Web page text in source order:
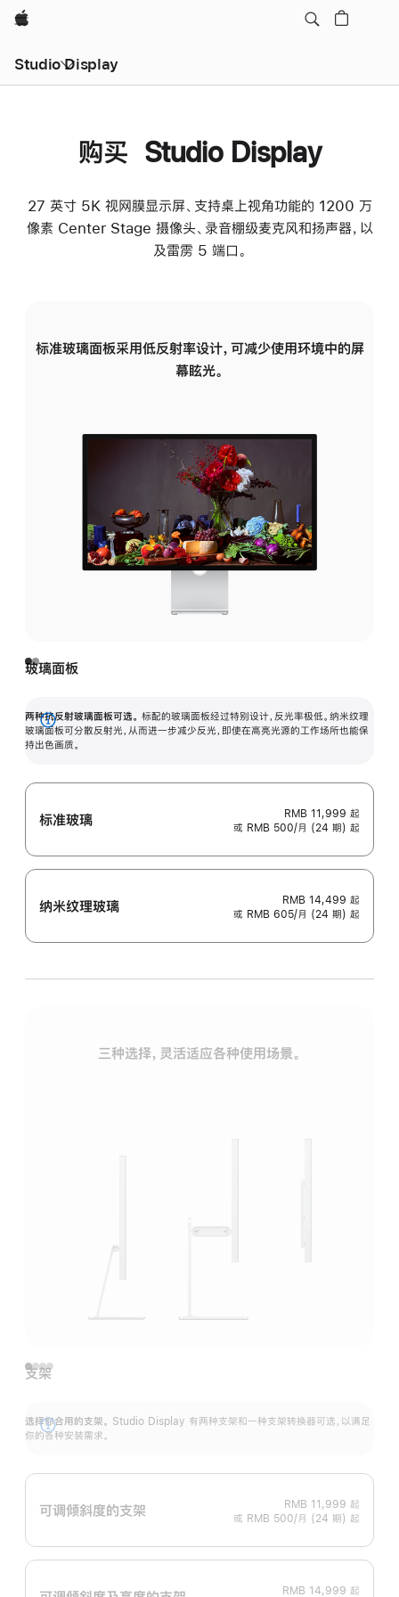
Apple
Studio Display
购买 Studio Display
27 英寸 5K 视网膜显示屏、支持桌上视角功能的 1200 万
像素 Center Stage 摄像头、录音棚级麦克风和扬声器，以
及雷雳 5 端口。
标准玻璃面板采用低反射率设计，可减少使用环境中的屏
幕眩光。
玻璃面板
两种抗反射玻璃面板可选。 标配的玻璃面板经过特别设计，反光率极低。纳米纹理
玻璃面板可分散反射光，从而进一步减少反光，即使在高亮光源的工作场所也能保
持出色画质。
展
开
标准玻璃 RMB 11,999 起
或 RMB 500/月 (24 期) 起
纳米纹理玻璃 RMB 14,499 起
或 RMB 605/月 (24 期) 起
三种选择，灵活适应各种使用场景。
支架
选择你合用的支架。 Studio Display 有两种支架和一种支架转换器可选，以满足
你的各种安装需求。
展
可调倾斜度的支架 RMB 11,999 起
或 RMB 500/月 (24 期) 起
RMB 14,999 起